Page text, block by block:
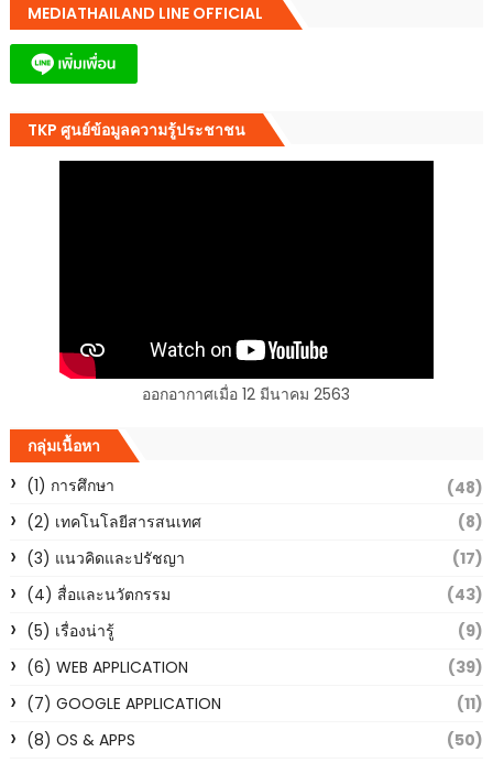
MEDIATHAILAND LINE OFFICIAL
TKP ศูนย์ข้อมูลความรู้ประชาชน
ออกอากาศเมื่อ 12 มีนาคม 2563
กลุ่มเนื้อหา
(1) การศึกษา
(48)
(2) เทคโนโลยีสารสนเทศ
(8)
(3) แนวคิดและปรัชญา
(17)
(4) สื่อและนวัตกรรม
(43)
(5) เรื่องน่ารู้
(9)
(6) WEB APPLICATION
(39)
(7) GOOGLE APPLICATION
(11)
(8) OS & APPS
(50)